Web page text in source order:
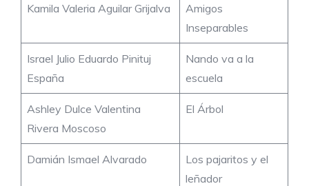
Kamila Valeria Aguilar Grijalva
Amigos
Inseparables
Israel Julio Eduardo Pinituj
España
Nando va a la
escuela
Ashley Dulce Valentina
Rivera Moscoso
El Árbol
Damián Ismael Alvarado
Los pajaritos y el
leñador